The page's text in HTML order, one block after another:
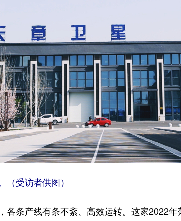
受访者供图）
条产线有条不紊、高效运转。这家2022年